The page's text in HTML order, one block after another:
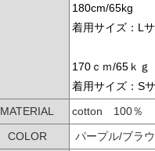
180cm/65kg
着用サイズ：L
170ｃｍ/65ｋｇ
着用サイズ：S
MATERIAL
cotton 100％
COLOR
パープル/ブラ